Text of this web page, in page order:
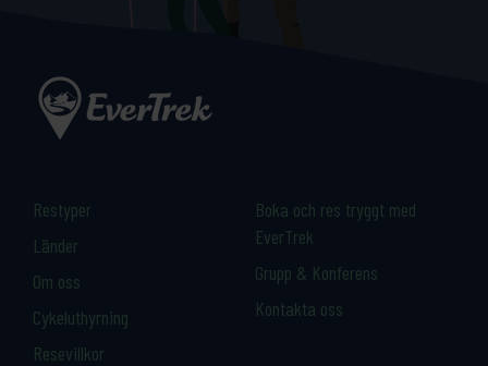
Restyper
Länder
Om oss
Cykeluthyrning
Resevillkor
Boka och res tryggt med
EverTrek
Grupp & Konferens
Kontakta oss